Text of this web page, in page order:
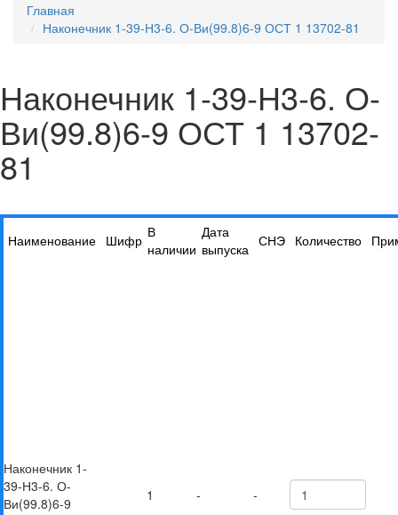
Главная
Наконечник 1-39-Н3-6. О-Ви(99.8)6-9 ОСТ 1 13702-81
Наконечник 1-39-Н3-6. О-
Ви(99.8)6-9 ОСТ 1 13702-
81
Наименование Шифр В
наличии
Дата
выпуска СНЭ Количество
Наконечник 1-
39-Н3-6. О-
Ви(99.8)6-9
1 - -